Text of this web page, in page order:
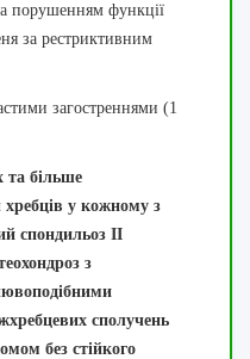
порушенням функції
за рестриктивним
загостреннями (1
та більше
хребців у кожному з
спондильоз II
з
сполучень
без стійкого